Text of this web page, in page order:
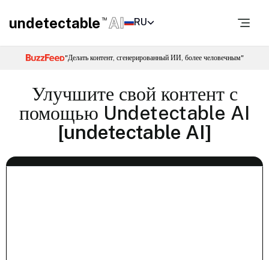
undetectable TM AI RU
"Делать контент, сгенерированный ИИ, более человечным"
Улучшите свой контент с
помощью Undetectable AI
[undetectable AI]